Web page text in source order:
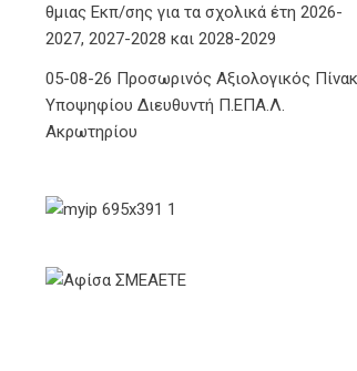
θμιας Εκπ/σης για τα σχολικά έτη 2026-
2027, 2027-2028 και 2028-2029
05-08-26 Προσωρινός Αξιολογικός
Υποψηφίου Διευθυντή Π.ΕΠΑ.Λ.
Ακρωτηρίου